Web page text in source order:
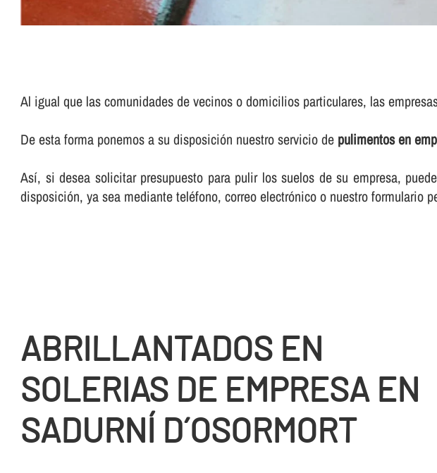
Al igual que las comunidades de vecinos o domicilios particulares, las
De esta forma ponemos a su disposición nuestro servicio de pulimentos en
Así­, si desea solicitar presupuesto para pulir los suelos de su empresa,
disposición, ya sea mediante teléfono, correo electrónico o nuestro formulario
ABRILLANTADOS EN
SOLERIAS DE EMPRESA EN
SADURNÍ D´OSORMORT